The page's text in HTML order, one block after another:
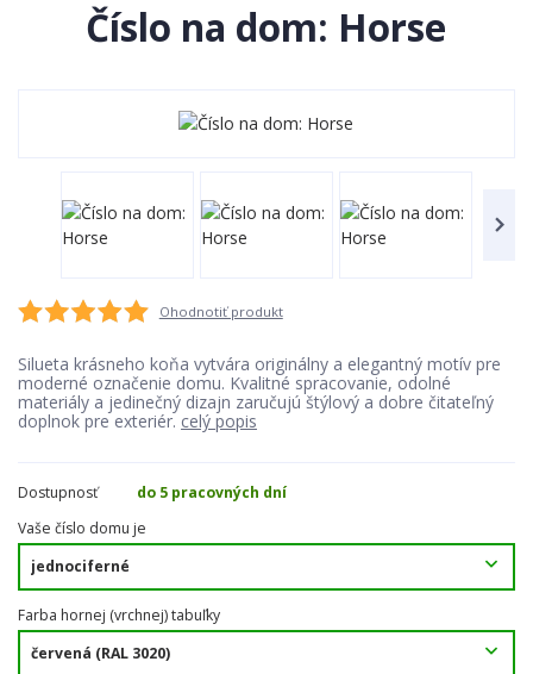
Číslo na dom: Horse
Ohodnotiť produkt
Silueta krásneho koňa vytvára originálny a elegantný motív pre
moderné označenie domu. Kvalitné spracovanie, odolné
materiály a jedinečný dizajn zaručujú štýlový a dobre čitateľný
doplnok pre exteriér. celý popis
Dostupnosť
do 5 pracovných dní
Vaše číslo domu je
Farba hornej (vrchnej) tabuľky